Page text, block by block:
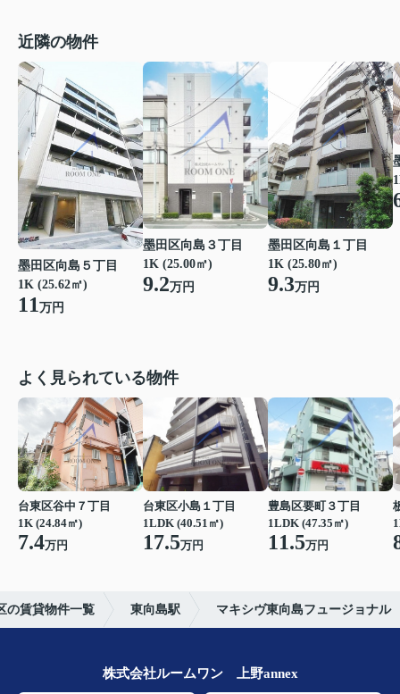
近隣の物件
墨田区向島５丁目
1K (25.62㎡)
11万円
墨田区向島３丁目
1K (25.00㎡)
9.2万円
墨田区向島１丁目
1K (25.80㎡)
9.3万円
よく見られている物件
台東区谷中７丁目
1K (24.84㎡)
7.4万円
台東区小島１丁目
1LDK (40.51㎡)
17.5万円
豊島区要町３丁目
1LDK (47.35㎡)
11.5万円
の賃貸物件一覧 東向島駅 マキシヴ東向島フュージョナル
株式会社ルームワン 上野annex